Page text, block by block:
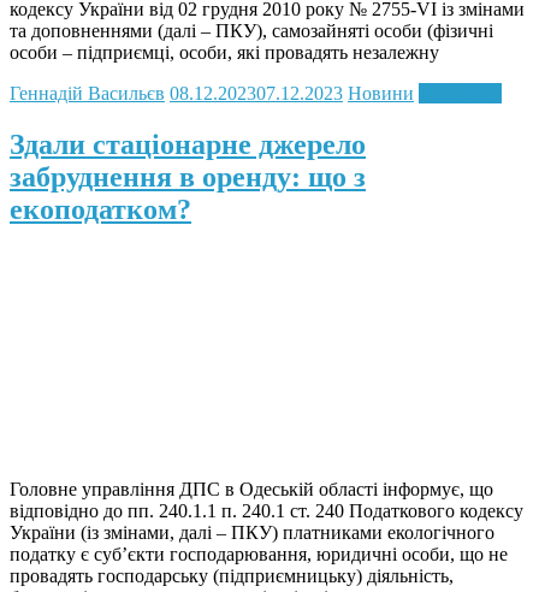
кодексу України від 02 грудня 2010 року № 2755-VI із змінами
та доповненнями (далі – ПКУ), cамозайняті особи (фізичні
особи – підприємці, особи, які провадять незалежну
Геннадій Васильєв 08.12.202307.12.2023 Новини
Здали стаціонарне джерело
забруднення в оренду: що з
екоподатком?
Головне управління ДПС в Одеській області інформує, що
відповідно до пп. 240.1.1 п. 240.1 ст. 240 Податкового кодексу
України (із змінами, далі – ПКУ) платниками екологічного
податку є суб’єкти господарювання, юридичні особи, що не
провадять господарську (підприємницьку) діяльність,